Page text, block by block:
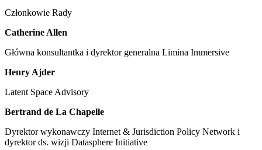
Członkowie Rady
Catherine Allen
Główna konsultantka i dyrektor generalna Limina Immersive
Henry Ajder
Latent Space Advisory
Bertrand de La Chapelle
Dyrektor wykonawczy Internet & Jurisdiction Policy Network i
dyrektor ds. wizji Datasphere Initiative